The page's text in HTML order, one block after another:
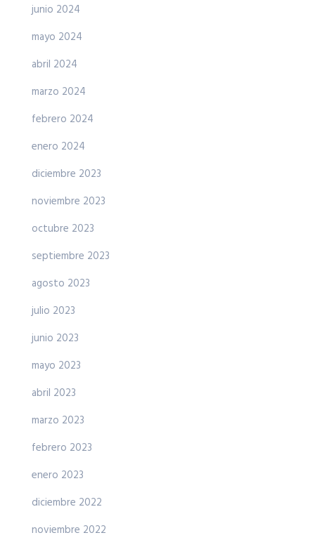
junio 2024
mayo 2024
abril 2024
marzo 2024
febrero 2024
enero 2024
diciembre 2023
noviembre 2023
octubre 2023
septiembre 2023
agosto 2023
julio 2023
junio 2023
mayo 2023
abril 2023
marzo 2023
febrero 2023
enero 2023
diciembre 2022
noviembre 2022